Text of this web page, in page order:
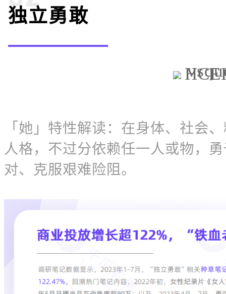
独立勇敢
「她」特性解读： 在身体、社会
人格，不过分依赖任一人或物，
对、克服艰难险阻。